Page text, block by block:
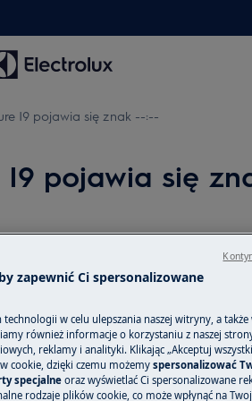
I9 pojawia się znak --:--
I9 pojawia się
zapewnić Ci spersonalizowane
w celu ulepszania naszej witryny, a także
również informacje o korzystaniu z naszej
reklamy i analityki. Klikając „Akceptuj
cookie, dzięki czemu możemy spersonalizować
specjalne oraz wyświetlać Ci spersonalizowane
rodzaje plików cookie, co może wpłynąć na